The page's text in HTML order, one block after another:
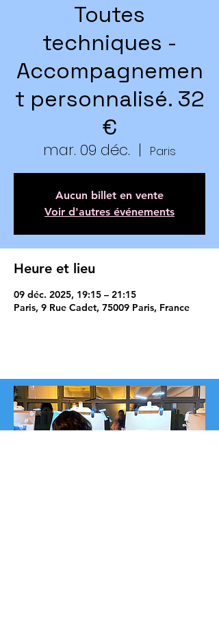
Toutes
techniques -
Accompagnemen
t personnalisé. 32
€
mar. 09 déc.
  |
Paris
Aucun billet en vente
Voir d'autres événements
Heure et lieu
09 déc. 2025, 19:15 – 21:15
Paris, 9 Rue Cadet, 75009 Paris, France